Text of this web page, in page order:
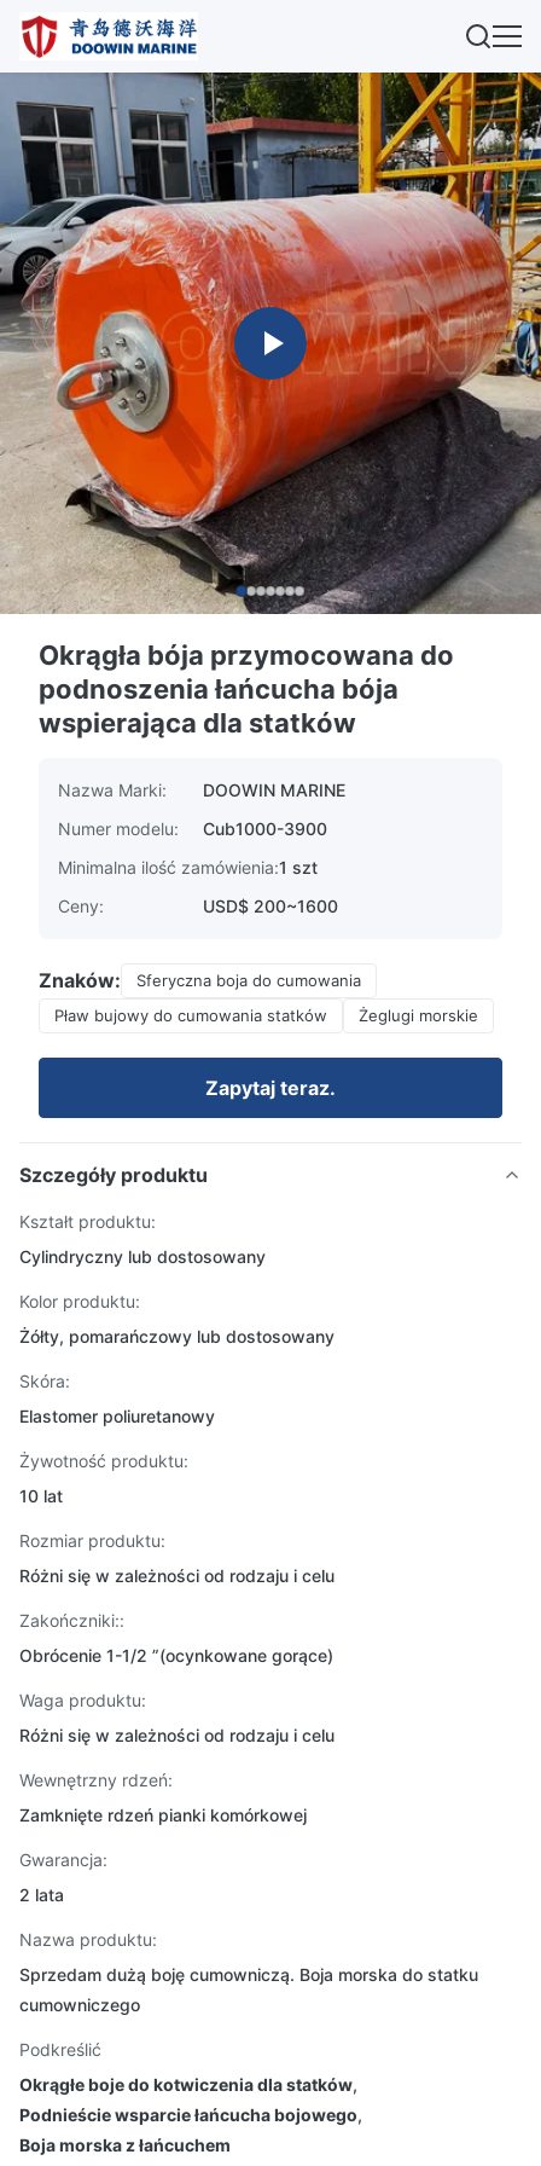
Okrągła bója przymocowana do
podnoszenia łańcucha bója
wspierająca dla statków
Nazwa Marki:
DOOWIN MARINE
Numer modelu:
Cub1000-3900
Minimalna ilość zamówienia:1 szt
Ceny:
USD$ 200~1600
Znaków:
Sferyczna boja do cumowania
Pław bujowy do cumowania statków
Żeglugi morskie
Zapytaj teraz.
Szczegóły produktu
Kształt produktu:
Cylindryczny lub dostosowany
Kolor produktu:
Żółty, pomarańczowy lub dostosowany
Skóra:
Elastomer poliuretanowy
Żywotność produktu:
10 lat
Rozmiar produktu:
Różni się w zależności od rodzaju i celu
Zakończniki::
Obrócenie 1-1/2 ”(ocynkowane gorące)
Waga produktu:
Różni się w zależności od rodzaju i celu
Wewnętrzny rdzeń:
Zamknięte rdzeń pianki komórkowej
Gwarancja:
2 lata
Nazwa produktu:
Sprzedam dużą boję cumowniczą. Boja morska do statku
cumowniczego
Podkreślić
Okrągłe boje do kotwiczenia dla statków,
Podnieście wsparcie łańcucha bojowego,
Boja morska z łańcuchem